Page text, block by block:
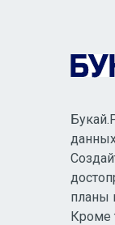
планы
Кроме